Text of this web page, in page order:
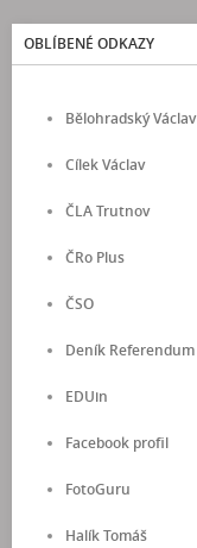
OBLÍBENÉ ODKAZY
Bělohradský Václav
Cílek Václav
ČLA Trutnov
ČRo Plus
ČSO
Deník Referendum
EDUin
Facebook profil
FotoGuru
Halík Tomáš